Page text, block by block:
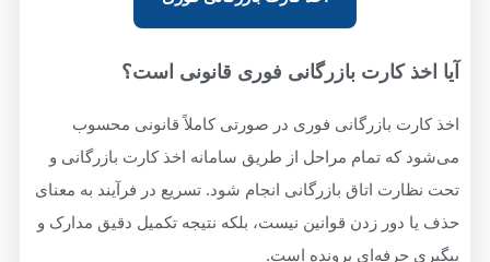
آیا اخذ کارت بازرگانی فوری قانونی است؟
اخذ کارت بازرگانی فوری در صورتی کاملاً قانونی محسوب
می‌شود که تمام مراحل از طریق سامانه اخذ کارت بازرگانی و
تحت نظارت اتاق بازرگانی انجام شود. تسریع در فرآیند به معنای
حذف یا دور زدن قوانین نیست، بلکه نتیجه تکمیل دقیق مدارک و
پیگیری حرفه‌ای پرونده است.